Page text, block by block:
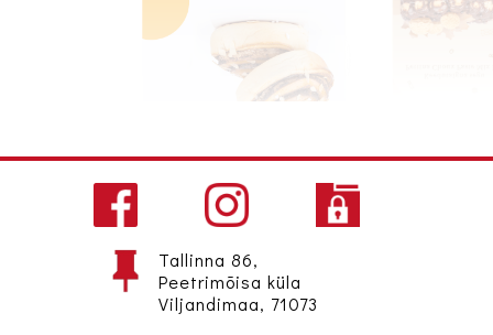
Tallinna 86,
Peetrimõisa küla
Viljandimaa, 71073